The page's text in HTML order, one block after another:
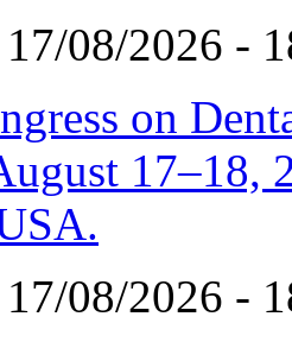
08/2026 -
on
17–18,
08/2026 -